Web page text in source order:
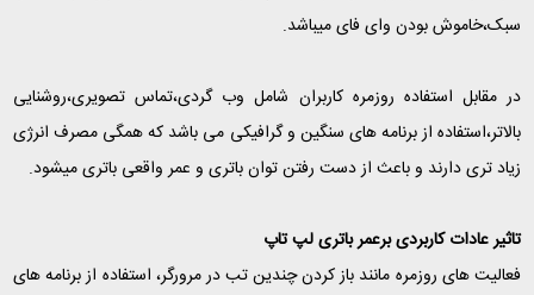
سبک،خاموش بودن وای فای میباشد.
در مقابل استفاده روزمره کاربران شامل وب گردی،تماس تصویری،روشنایی
بالاتر،استفاده از برنامه های سنگین و گرافیکی می باشد که همگی مصرف انرژی
زیاد تری دارند و باعث از دست رفتن توان باتری و عمر واقعی باتری میشود.
تاثیر عادات کاربردی برعمر باتری لپ تاپ
فعالیت های روزمره مانند باز کردن چندین تب در مرورگر، استفاده از برنامه های